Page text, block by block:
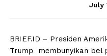
July
BRIEF.ID – Presiden
Trump membunyikan bel